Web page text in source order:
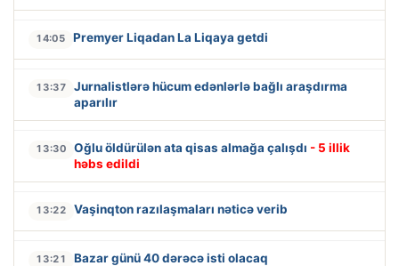
14:05 Premyer Liqadan La Liqaya getdi
13:37
Jurnalistlərə hücum edənlərlə bağlı araşdırma
aparılır
13:30 Oğlu öldürülən ata qisas almağa çalışdı - 5 illik
həbs edildi
13:22 Vaşinqton razılaşmaları nəticə verib
13:21 Bazar günü 40 dərəcə isti olacaq